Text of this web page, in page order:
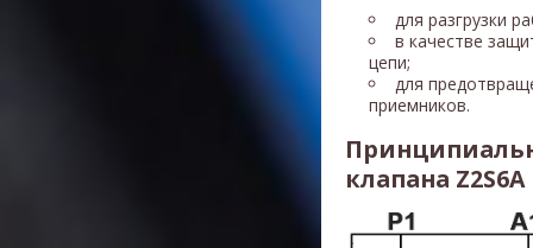
для разгрузки
в качестве
цепи;
для
приемников.
клапана Z2S6A